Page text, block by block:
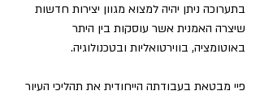
בתערוכה ניתן יהיה למצוא מגוון יצירות חדשות
שיצרה האמנית אשר עוסקות בין היתר
באוטומציה, בווירטואליות ובטכנולוגיה.
פיי מבטאת בעבודתה הייחודית את תהליכי העיור